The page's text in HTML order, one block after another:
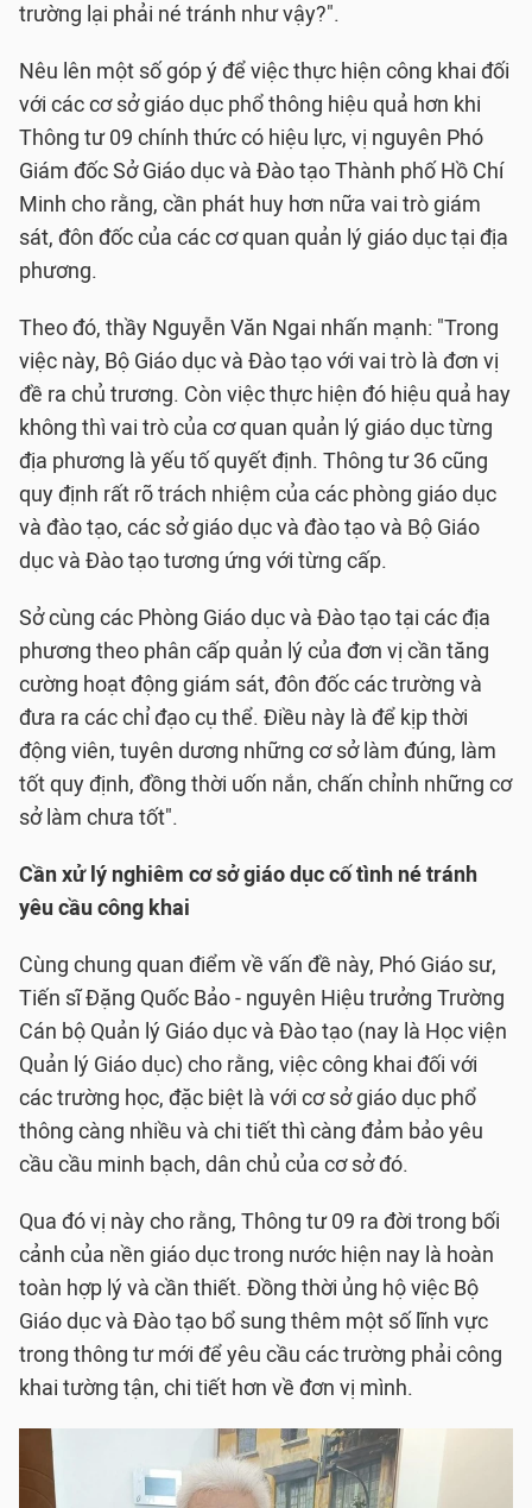
trường lại phải né tránh như vậy?".
Nêu lên một số góp ý để việc thực hiện công khai đối
với các cơ sở giáo dục phổ thông hiệu quả hơn khi
Thông tư 09 chính thức có hiệu lực, vị nguyên Phó
Giám đốc Sở Giáo dục và Đào tạo Thành phố Hồ Chí
Minh cho rằng, cần phát huy hơn nữa vai trò giám
sát, đôn đốc của các cơ quan quản lý giáo dục tại địa
phương.
Theo đó, thầy Nguyễn Văn Ngai nhấn mạnh: "Trong
việc này, Bộ Giáo dục và Đào tạo với vai trò là đơn vị
đề ra chủ trương. Còn việc thực hiện đó hiệu quả hay
không thì vai trò của cơ quan quản lý giáo dục từng
địa phương là yếu tố quyết định. Thông tư 36 cũng
quy định rất rõ trách nhiệm của các phòng giáo dục
và đào tạo, các sở giáo dục và đào tạo và Bộ Giáo
dục và Đào tạo tương ứng với từng cấp.
Sở cùng các Phòng Giáo dục và Đào tạo tại các địa
phương theo phân cấp quản lý của đơn vị cần tăng
cường hoạt động giám sát, đôn đốc các trường và
đưa ra các chỉ đạo cụ thể. Điều này là để kịp thời
động viên, tuyên dương những cơ sở làm đúng, làm
tốt quy định, đồng thời uốn nắn, chấn chỉnh những cơ
sở làm chưa tốt".
Cần xử lý nghiêm cơ sở giáo dục cố tình né tránh
yêu cầu công khai
Cùng chung quan điểm về vấn đề này, Phó Giáo sư,
Tiến sĩ Đặng Quốc Bảo - nguyên Hiệu trưởng Trường
Cán bộ Quản lý Giáo dục và Đào tạo (nay là Học viện
Quản lý Giáo dục) cho rằng, việc công khai đối với
các trường học, đặc biệt là với cơ sở giáo dục phổ
thông càng nhiều và chi tiết thì càng đảm bảo yêu
cầu cầu minh bạch, dân chủ của cơ sở đó.
Qua đó vị này cho rằng, Thông tư 09 ra đời trong bối
cảnh của nền giáo dục trong nước hiện nay là hoàn
toàn hợp lý và cần thiết. Đồng thời ủng hộ việc Bộ
Giáo dục và Đào tạo bổ sung thêm một số lĩnh vực
trong thông tư mới để yêu cầu các trường phải công
khai tường tận, chi tiết hơn về đơn vị mình.